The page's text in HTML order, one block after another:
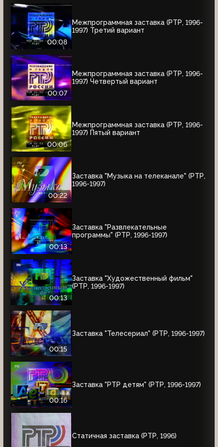
00:08
Межпрограммная заставка (РТР, 1996-
1997) Третий вариант
00:07
Межпрограммная заставка (РТР, 1996-
1997) Четвертый вариант
00:06
Межпрограммная заставка (РТР, 1996-
1997) Пятый вариант
00:22
Заставка "Музыка на телеканале" (РТР,
1996-1997)
00:13
Заставка "Развлекательные
программы" (РТР, 1996-1997)
00:13
Заставка "Художественный фильм"
(РТР, 1996-1997)
00:15
Заставка "Телесериал" (РТР, 1996-1997)
00:16
Заставка "РТР детям" (РТР, 1996-1997)
Статичная заставка (РТР, 1996)